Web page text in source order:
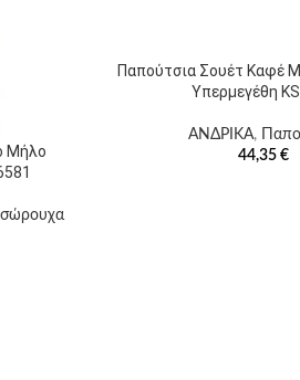
Μήλο
Παπούτσια Σουέτ Καφέ
Υπερμεγέθη
ΑΝΔΡΙΚΑ,
44,35 €